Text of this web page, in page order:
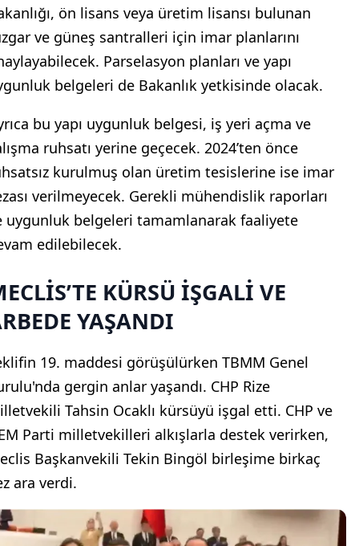
ön lisans veya üretim lisansı bulunan
ve güneş santralleri için imar planlarını
Parselasyon planları ve yapı
belgeleri de Bakanlık yetkisinde olacak.
bu yapı uygunluk belgesi, iş yeri açma ve
ruhsatı yerine geçecek. 2024’ten önce
kurulmuş olan üretim tesislerine ise imar
verilmeyecek. Gerekli mühendislik raporları
uygunluk belgeleri tamamlanarak faaliyete
edilebilecek.
KÜRSÜ İŞGALİ VE
YAŞANDI
19. maddesi görüşülürken TBMM Genel
gergin anlar yaşandı. CHP Rize
Tahsin Ocaklı kürsüyü işgal etti. CHP ve
Parti milletvekilleri alkışlarla destek verirken,
Başkanvekili Tekin Bingöl birleşime birkaç
ara verdi.